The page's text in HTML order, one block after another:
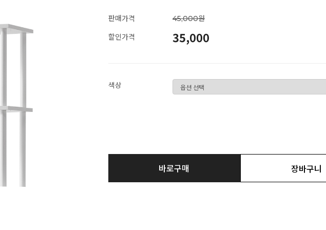
판매가격
45,000원
할인가격
35,000
색상
바로구매 장바구니